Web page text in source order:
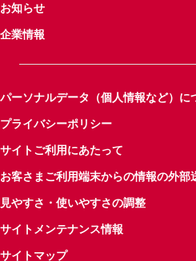
お知らせ
企業情報
パーソナルデータ（個人情報など）に
プライバシーポリシー
サイトご利用にあたって
お客さまご利用端末からの情報の外部
見やすさ・使いやすさの調整
サイトメンテナンス情報
サイトマップ